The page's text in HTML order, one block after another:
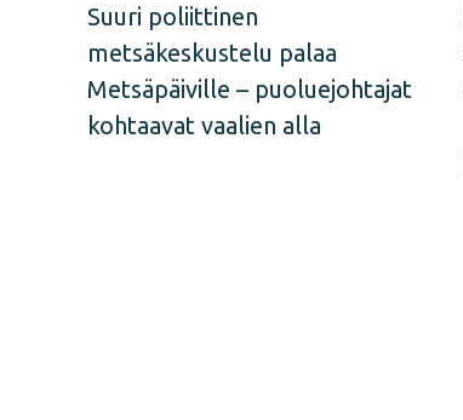
Suuri poliittinen
metsäkeskustelu palaa
Metsäpäiville – puoluejohtajat
kohtaavat vaalien alla